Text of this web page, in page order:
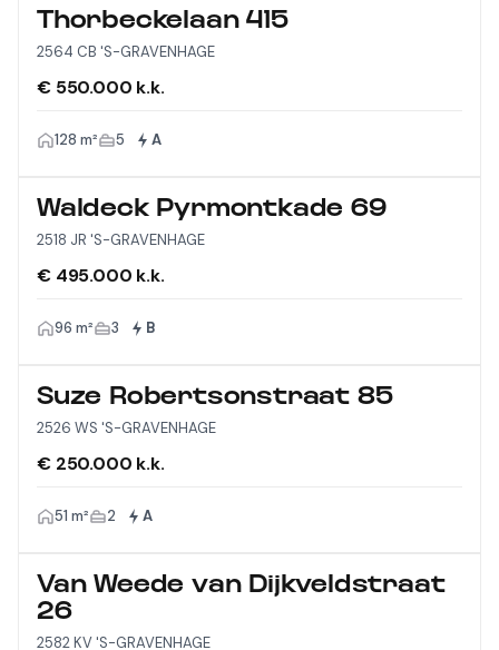
Thorbeckelaan 415
2564 CB 'S-GRAVENHAGE
€ 550.000 k.k.
128 m² 5 A
Waldeck Pyrmontkade 69
2518 JR 'S-GRAVENHAGE
€ 495.000 k.k.
96 m² 3 B
Suze Robertsonstraat 85
2526 WS 'S-GRAVENHAGE
€ 250.000 k.k.
51 m² 2 A
Van Weede van Dijkveldstraat
26
2582 KV 'S-GRAVENHAGE